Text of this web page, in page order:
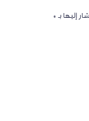
إليها بـ *